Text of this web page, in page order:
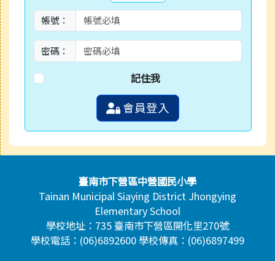
帳號：
密碼：
記住我
會員登入
頁尾區域內容臺南市下營區中營國民小學
Tainan Municipal Siaying District Jhongying
Elementary School
學校地址：735 臺南市下營區開化里270號
學校電話：(06)6892600 學校傳真：(06)6897499